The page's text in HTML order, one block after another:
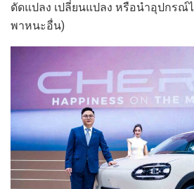
ดัดแปลง เปลี่ยนแปลง หรือนำอุปกร
พาหนะอื่น)